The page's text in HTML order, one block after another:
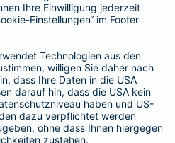
ändern
melden